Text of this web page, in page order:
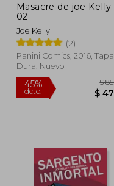
Masacre de joe Kelly
02
Joe Kelly
(2)
Panini Comics, 2016, Tapa
Dura, Nuevo